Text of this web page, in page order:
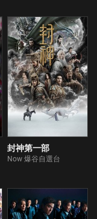
封神第一部
Now 爆谷自選台